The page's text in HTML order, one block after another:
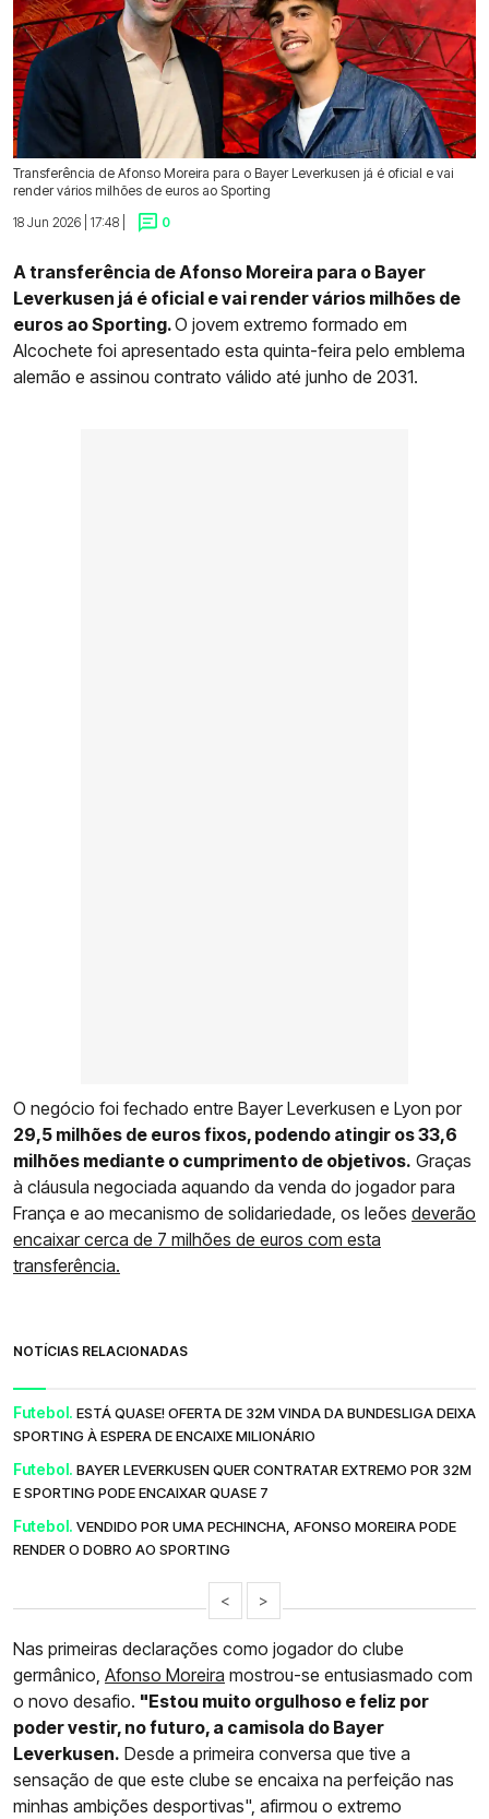
Transferência de Afonso Moreira para o Bayer Leverkusen já é oficial e vai
render vários milhões de euros ao Sporting
18 Jun 2026 | 17:48 |
0
A transferência de Afonso Moreira para o Bayer
Leverkusen já é oficial e vai render vários milhões de
euros ao Sporting.O jovem extremo formado em
Alcochete foi apresentado esta quinta-feira pelo emblema
alemão e assinou contrato válido até junho de 2031.
O negócio foi fechado entre Bayer Leverkusen e Lyon por
29,5 milhões de euros fixos, podendo atingir os 33,6
milhões mediante o cumprimento de objetivos. Graças
à cláusula negociada aquando da venda do jogador para
França e ao mecanismo de solidariedade, os leões deverão
encaixar cerca de 7 milhões de euros com esta
transferência.
NOTÍCIAS RELACIONADAS
Futebol. ESTÁ QUASE! OFERTA DE 32M VINDA DA BUNDESLIGA DEIXA
SPORTING À ESPERA DE ENCAIXE MILIONÁRIO
Futebol. BAYER LEVERKUSEN QUER CONTRATAR EXTREMO POR 32M
E SPORTING PODE ENCAIXAR QUASE 7
Futebol. VENDIDO POR UMA PECHINCHA, AFONSO MOREIRA PODE
RENDER O DOBRO AO SPORTING
< >
Nas primeiras declarações como jogador do clube
germânico, Afonso Moreira mostrou-se entusiasmado com
o novo desafio. "Estou muito orgulhoso e feliz por
poder vestir, no futuro, a camisola do Bayer
Leverkusen. Desde a primeira conversa que tive a
sensação de que este clube se encaixa na perfeição nas
minhas ambições desportivas", afirmou o extremo